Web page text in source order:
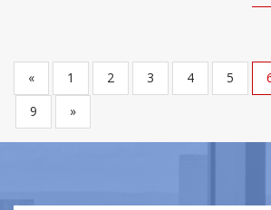
« 1 2 3 4 5
9
»